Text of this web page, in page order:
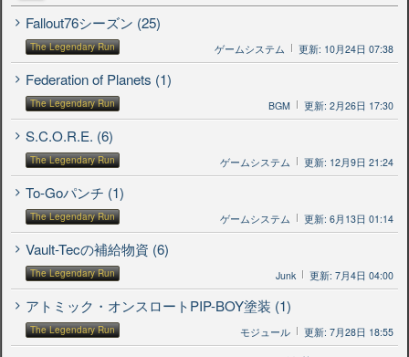
Fallout76シーズン (25)
The Legendary Run ゲームシステム 更新: 10月24日 07:38
Federation of Planets (1)
The Legendary Run BGM 更新: 2月26日 17:30
S.C.O.R.E. (6)
The Legendary Run ゲームシステム 更新: 12月9日 21:24
To-Goパンチ (1)
The Legendary Run ゲームシステム 更新: 6月13日 01:14
Vault-Tecの補給物資 (6)
The Legendary Run Junk 更新: 7月4日 04:00
アトミック・オンスロートPIP-BOY塗装 (1)
The Legendary Run モジュール 更新: 7月28日 18:55